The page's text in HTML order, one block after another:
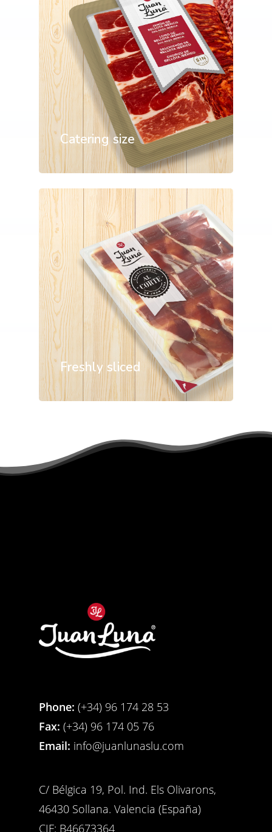
Catering size
Freshly sliced
Phone: (+34) 96 174 28 53
Fax: (+34) 96 174 05 76
Email: info@juanlunaslu.com
C/ Bélgica 19, Pol. Ind. Els Olivarons,
46430 Sollana. Valencia (España)
CIF: B46673364